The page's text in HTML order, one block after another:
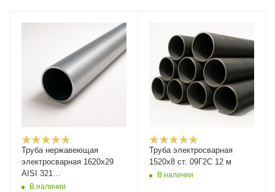
Труба нержавеющая
электросварная 1620х29
AISI 321
12Х18Н10Т/08Х18Н10Т
В наличии
Труба электросварная
1520х8 ст. 09Г2С 12 м
В наличии